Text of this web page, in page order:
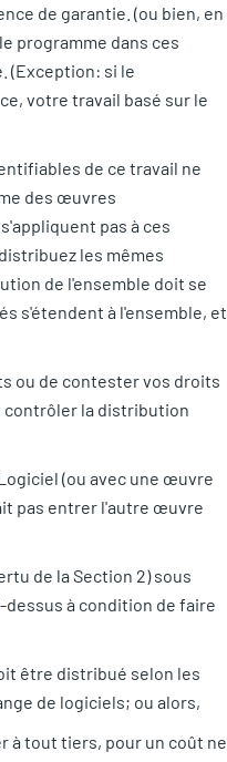
de garantie. (ou bien, en
programme dans ces
(Exception: si le
votre travail basé sur le
de ce travail ne
des œuvres
pas à ces
les mêmes
de l'ensemble doit se
s'étendent à l'ensemble, et
ou de contester vos droits
la distribution
(ou avec une œuvre
pas entrer l'autre œuvre
de la Section 2) sous
à condition de faire
être distribué selon les
de logiciels; ou alors,
à tout tiers, pour un coût ne